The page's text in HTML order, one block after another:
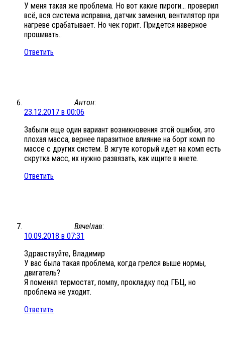
У меня такая же проблема. Но вот какие пироги… проверил
всё, вся система исправна, датчик заменил, вентилятор при
нагреве срабатывает. Но чек горит. Придется наверное
прошивать..
Ответить
Антон:
23.12.2017 в 00:06
Забыли еще один вариант возникновения этой ошибки, это
плохая масса, вернее паразитное влияние на борт комп по
массе с других систем. В жгуте который идет на комп есть
скрутка масс, их нужно развязать, как ищите в инете.
Ответить
Вяче!лав:
10.09.2018 в 07:31
Здравствуйте, Владимир
У вас была такая проблема, когда грелся выше нормы,
двигатель?
Я поменял термостат, помпу, прокладку под ГБЦ, но
проблема не уходит.
Ответить